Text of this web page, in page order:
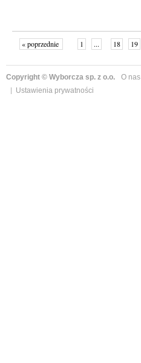
« poprzednie 1 ... 18 19
Copyright © Wyborcza sp. z o.o. O nas
Ustawienia prywatności